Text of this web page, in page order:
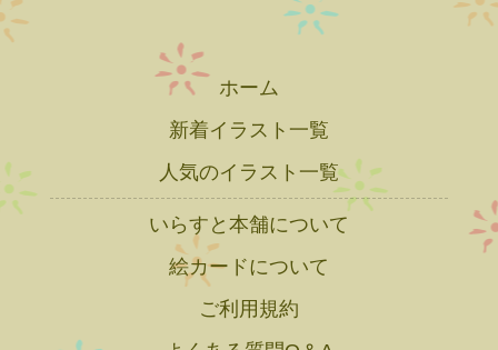
ホーム
新着イラスト一覧
人気のイラスト一覧
いらすと本舗について
絵カードについて
ご利用規約